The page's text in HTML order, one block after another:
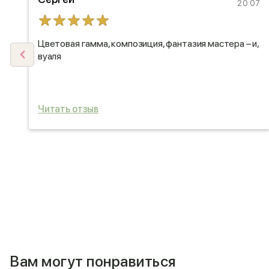
20:07
Цветовая гамма, композиция, фантазия мастера – и,
вуаля
Читать отзыв
Вам могут понравиться